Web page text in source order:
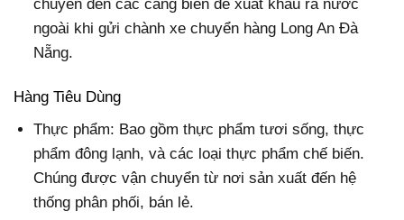
chuyển đến các cảng biển để xuất khẩu ra nước
ngoài khi gửi chành xe chuyển hàng Long An Đà
Nẵng.
Hàng Tiêu Dùng
Thực phẩm: Bao gồm thực phẩm tươi sống, thực
phẩm đông lạnh, và các loại thực phẩm chế biến.
Chúng được vận chuyển từ nơi sản xuất đến hệ
thống phân phối, bán lẻ.